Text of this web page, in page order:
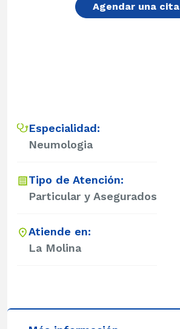
Agendar una cita
Especialidad:
Neumologia
Tipo de Atención:
Particular y Asegurados
Atiende en:
La Molina